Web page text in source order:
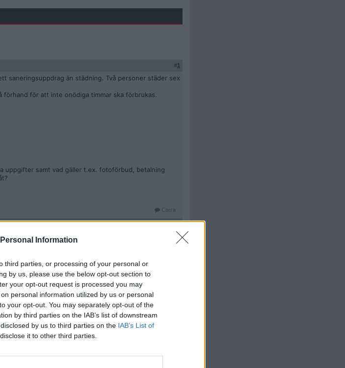
Information
third parties, or processing of your personal or
by us, please use the below opt-out section to
your opt-out request is processed you may
personal information utilized by us or personal
your opt-out. You may separately opt-out of the
by third parties on the IAB’s list of downstream
by us to third parties on the IAB’s List of
it to other third parties.
#1
saneringsuppdrag än städning. Två personer städer sex
för att inte onödiga timmar ska förbrukas.
uppgifter samt vad gäller t.ex. fotoförbud, betalning
Citera
#2
sett.